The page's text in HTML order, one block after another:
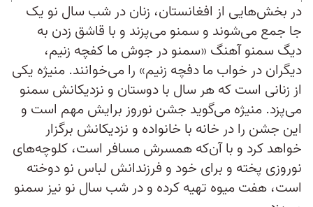
در بخش‌هایی از افغانستان، زنان در شب سال نو یک‌
جا جمع می‌شوند و سمنو می‌پزند و با قاشق زدن به
دیگ سمنو آهنگ «سمنو در جوش ما کفچه زنیم،
دیگران در خواب ما دفچه زنیم» را می‌خوانند. منیژه یکی
از زنانی است که هر سال با دوستان و نزدیکانش سمنو
می‌پزد. منیژه می‌گوید جشن نوروز برایش مهم است و
این جشن را در خانه با خانواده و نزدیکانش برگزار
خواهد کرد و با آن‌که همسرش مسافر است، کلوچه‌های
نوروزی پخته و برای خود و فرزندانش لباس نو دوخته
است، هفت میوه تهیه کرده و در شب سال نو نیز سمنو